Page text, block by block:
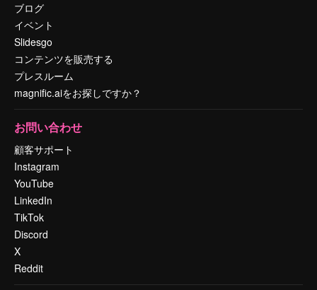
ブログ
イベント
Slidesgo
コンテンツを販売する
プレスルーム
magnific.aiをお探しですか？
お問い合わせ
顧客サポート
Instagram
YouTube
LinkedIn
TikTok
Discord
X
Reddit